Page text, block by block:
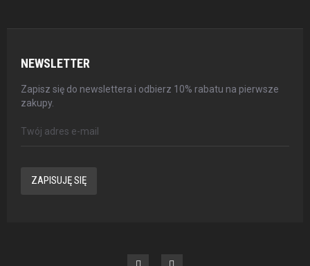
NEWSLETTER
Zapisz się do newslettera i odbierz 10% rabatu na pierwsze
zakupy.
ZAPISUJĘ SIĘ